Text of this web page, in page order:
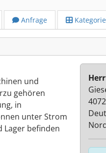
Anfrage
und
gehören
in
unter Strom
Lager befinden